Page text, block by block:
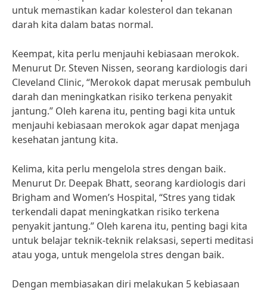
untuk memastikan kadar kolesterol dan tekanan
darah kita dalam batas normal.
Keempat, kita perlu menjauhi kebiasaan merokok.
Menurut Dr. Steven Nissen, seorang kardiologis dari
Cleveland Clinic, “Merokok dapat merusak pembuluh
darah dan meningkatkan risiko terkena penyakit
jantung.” Oleh karena itu, penting bagi kita untuk
menjauhi kebiasaan merokok agar dapat menjaga
kesehatan jantung kita.
Kelima, kita perlu mengelola stres dengan baik.
Menurut Dr. Deepak Bhatt, seorang kardiologis dari
Brigham and Women’s Hospital, “Stres yang tidak
terkendali dapat meningkatkan risiko terkena
penyakit jantung.” Oleh karena itu, penting bagi kita
untuk belajar teknik-teknik relaksasi, seperti meditasi
atau yoga, untuk mengelola stres dengan baik.
Dengan membiasakan diri melakukan 5 kebiasaan